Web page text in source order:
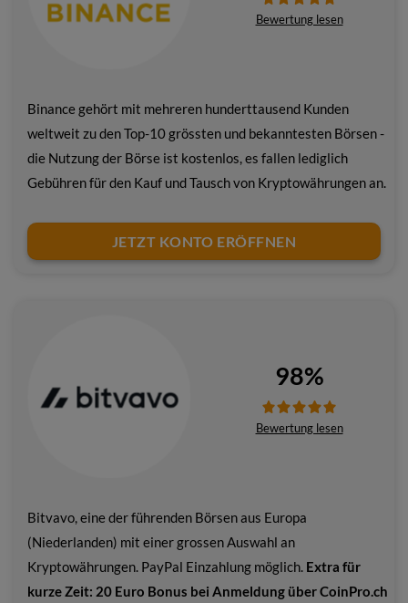
Binance gehört mit mehreren hunderttausend Kunden
weltweit zu den Top-10 grössten und bekanntesten Börsen -
die Nutzung der Börse ist kostenlos, es fallen lediglich
Gebühren für den Kauf und Tausch von Kryptowährungen an.
Bewertung lesen
JETZT KONTO ERÖFFNEN
Bitvavo, eine der führenden Börsen aus Europa
(Niederlanden) mit einer grossen Auswahl an
Kryptowährungen. PayPal Einzahlung möglich. Extra für
kurze Zeit: 20 Euro Bonus bei Anmeldung über CoinPro.ch
98%
Bewertung lesen